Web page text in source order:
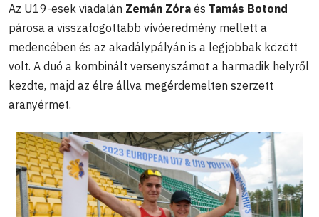
Az U19-esek viadalán Zemán Zóra és Tamás Botond
párosa a visszafogottabb vívóeredmény mellett a
medencében és az akadálypályán is a legjobbak között
volt. A duó a kombinált versenyszámot a harmadik helyről
kezdte, majd az élre állva megérdemelten szerzett
aranyérmet.